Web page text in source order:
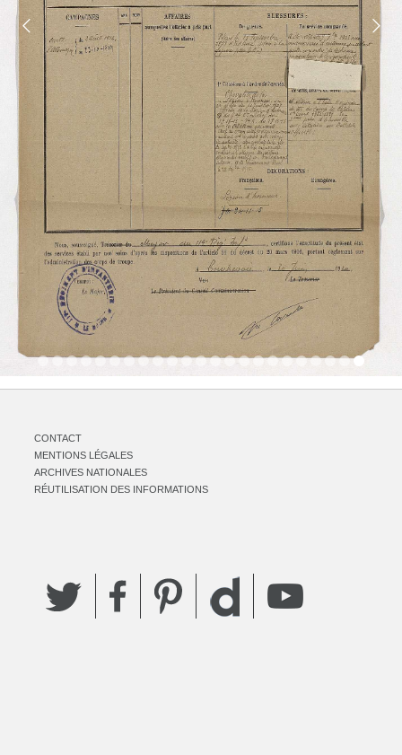
CONTACT
MENTIONS LÉGALES
ARCHIVES NATIONALES
RÉUTILISATION DES INFORMATIONS